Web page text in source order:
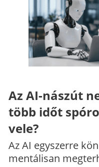
Az AI-nászút
több időt
vele?
Az AI egyszerre
mentálisan